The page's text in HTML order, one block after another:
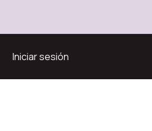
Iniciar sesión